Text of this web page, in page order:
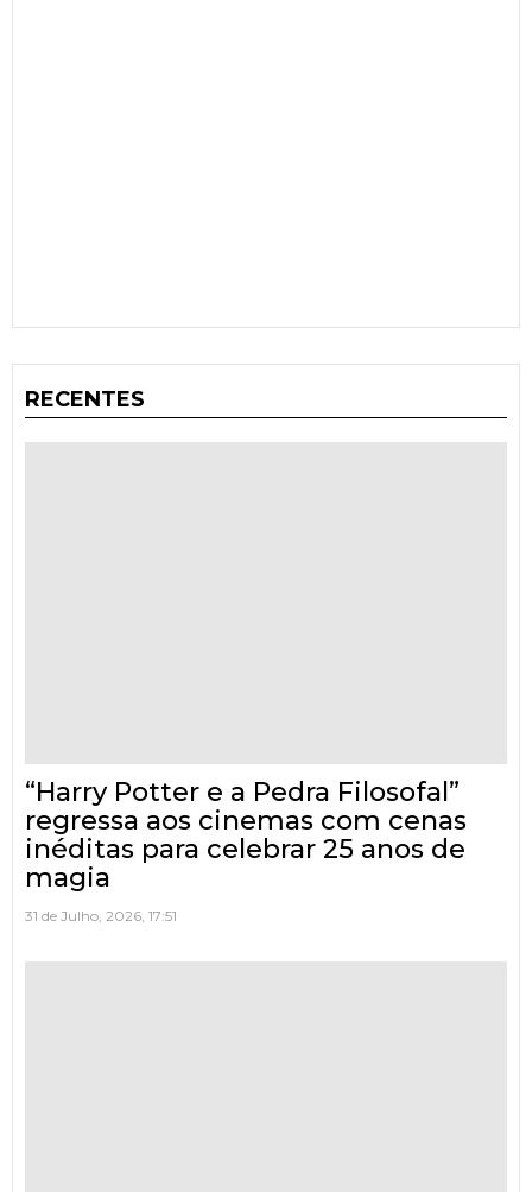
RECENTES
“Harry Potter e a Pedra Filosofal”
regressa aos cinemas com cenas
inéditas para celebrar 25 anos de
magia
31 de Julho, 2026, 17:51